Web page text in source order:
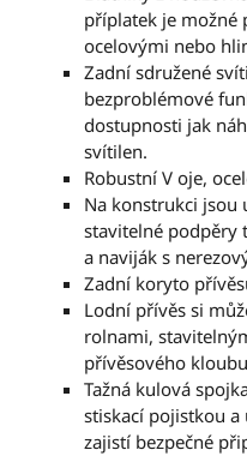
příplatek je možné
ocelovými nebo
Zadní sdružené
bezproblémové
dostupnosti jak
svítilen.
Robustní V oje,
Na konstrukci jsou
stavitelné podpěry
a naviják s
Zadní koryto
Lodní přívěs si
rolnami,
přívěsového
Tažná kulová
stiskací pojistkou
zajistí bezpečné